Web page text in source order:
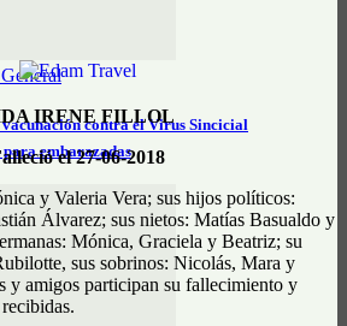
vacunación contra el Virus Sincicial
embarazadas
IRENE FILLOL
el 27-06-2018
y Valeria Vera; sus hijos políticos:
Álvarez; sus nietos: Matías Basualdo y
Mónica, Graciela y Beatriz; su
sus sobrinos: Nicolás, Mara y
y amigos participan su fallecimiento y